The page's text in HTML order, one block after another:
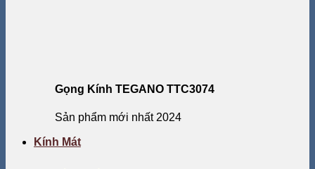
Gọng Kính TEGANO TTC3074
Sản phẩm mới nhất 2024
Kính Mát